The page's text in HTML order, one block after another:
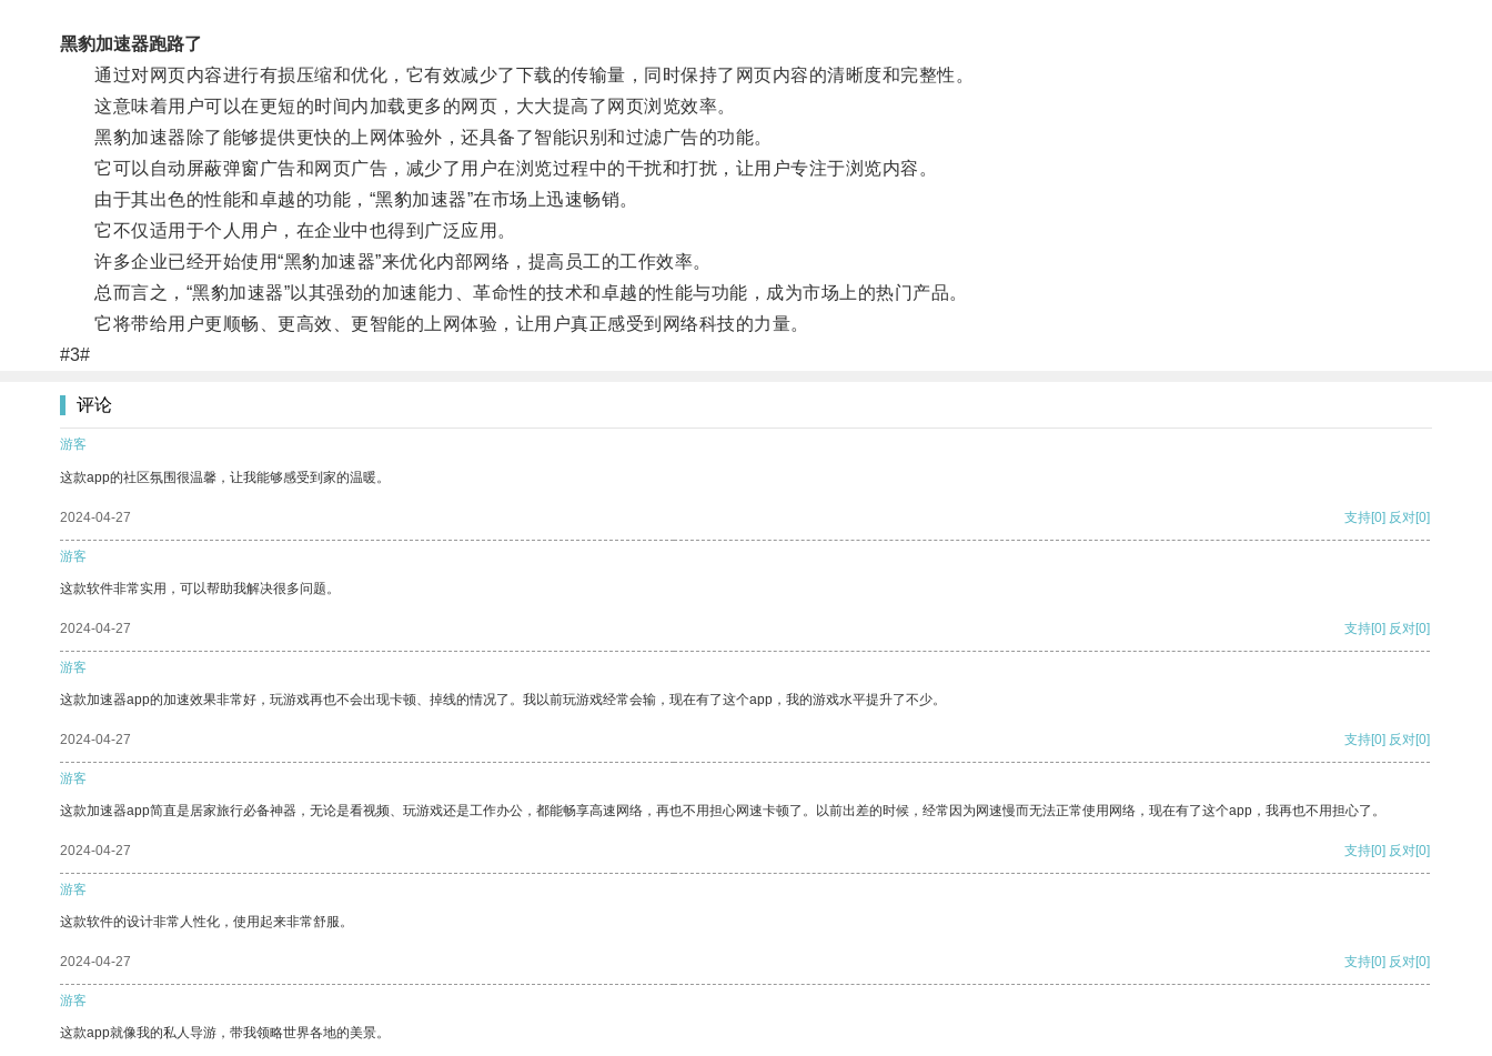
黑豹加速器跑路了
通过对网页内容进行有损压缩和优化，它有效减少了下载的传输量，同时保持了网页内容的清晰度和完整性。
这意味着用户可以在更短的时间内加载更多的网页，大大提高了网页浏览效率。
黑豹加速器除了能够提供更快的上网体验外，还具备了智能识别和过滤广告的功能。
它可以自动屏蔽弹窗广告和网页广告，减少了用户在浏览过程中的干扰和打扰，让用户专注于浏览内容。
由于其出色的性能和卓越的功能，“黑豹加速器”在市场上迅速畅销。
它不仅适用于个人用户，在企业中也得到广泛应用。
许多企业已经开始使用“黑豹加速器”来优化内部网络，提高员工的工作效率。
总而言之，“黑豹加速器”以其强劲的加速能力、革命性的技术和卓越的性能与功能，成为市场上的热门产品。
它将带给用户更顺畅、更高效、更智能的上网体验，让用户真正感受到网络科技的力量。
#3#
评论
游客
这款app的社区氛围很温馨，让我能够感受到家的温暖。
2024-04-27 支持[0] 反对[0]
游客
这款软件非常实用，可以帮助我解决很多问题。
2024-04-27 支持[0] 反对[0]
游客
这款加速器app的加速效果非常好，玩游戏再也不会出现卡顿、掉线的情况了。我以前玩游戏经常会输，现在有了这个app，我的游戏水平提升了不少。
2024-04-27 支持[0] 反对[0]
游客
这款加速器app简直是居家旅行必备神器，无论是看视频、玩游戏还是工作办公，都能畅享高速网络，再也不用担心网速卡顿了。以前出差的时候，经常因为网速慢而无法正常使用网络，现在有了这个app，我再也不用担心了。
2024-04-27 支持[0] 反对[0]
游客
这款软件的设计非常人性化，使用起来非常舒服。
2024-04-27 支持[0] 反对[0]
游客
这款app就像我的私人导游，带我领略世界各地的美景。